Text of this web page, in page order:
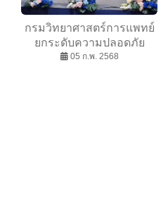
กรมวิทยาศาสตร์การแพทย์
ยกระดับความปลอดภัย
โรงแรมใต้! เสริมความรู้ 3C
05 ก.พ. 2568